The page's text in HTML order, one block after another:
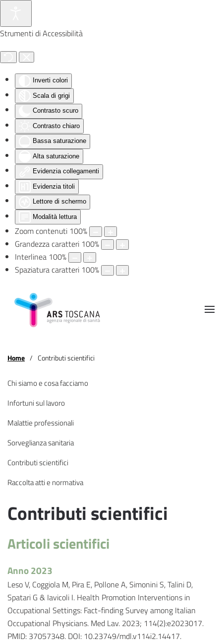
Strumenti di Accessibilità
Inverti colori
Scala di grigi
Contrasto scuro
Contrasto chiaro
Bassa saturazione
Alta saturazione
Evidenzia collegamenti
Evidenzia titoli
Lettore di schermo
Modalità lettura
Zoom contenuti 100%
Grandezza caratteri 100%
Interlinea 100%
Spaziatura caratteri 100%
Skip to main content
Home Contributi scientifici
Chi siamo e cosa facciamo
Infortuni sul lavoro
Malattie professionali
Sorveglianza sanitaria
Contributi scientifici
Raccolta atti e normativa
Contributi scientifici
Articoli scientifici
Anno 2023
Leso V, Coggiola M, Pira E, Pollone A, Simonini S, Talini D,
Spatari G & Iavicoli I. Health Promotion Interventions in
Occupational Settings: Fact-finding Survey among Italian
Occupational Physicians. Med Lav. 2023; 114(2):e2023017.
PMID: 37057348. DOI: 10.23749/mdl.v114i2.14417.